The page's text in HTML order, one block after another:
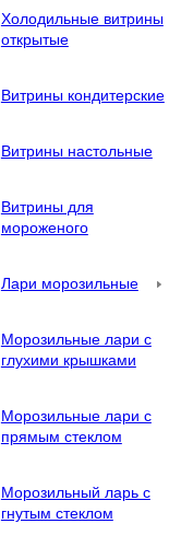
Холодильные витрины
открытые
Витрины кондитерские
Витрины настольные
Витрины для
мороженого
Лари морозильные
Морозильные лари с
глухими крышками
Морозильные лари с
прямым стеклом
Морозильный ларь с
гнутым стеклом